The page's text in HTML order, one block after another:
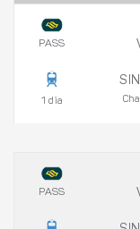
PASS
1 día
PASS